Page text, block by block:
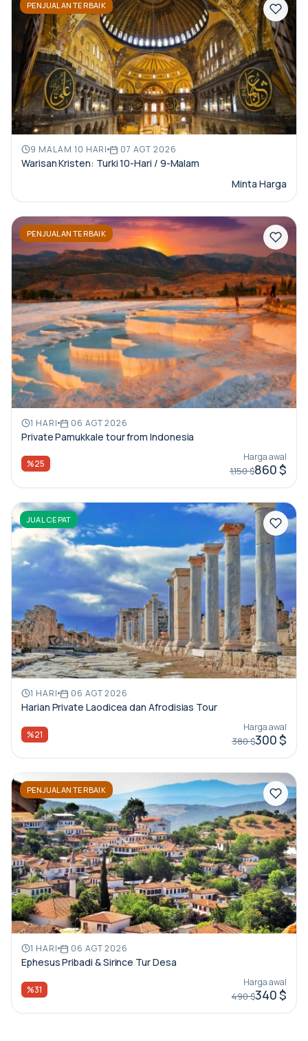
PENJUALAN TERBAIK
9 MALAM 10 HARI 07 AGT 2026
Warisan Kristen: Turki 10-Hari / 9-Malam
Minta Harga
PENJUALAN TERBAIK
1 HARI 06 AGT 2026
Private Pamukkale tour from Indonesia
%25
Harga awal
1,150 $860 $
JUAL CEPAT
1 HARI 06 AGT 2026
Harian Private Laodicea dan Afrodisias Tour
%21
Harga awal
380 $300 $
PENJUALAN TERBAIK
1 HARI 06 AGT 2026
Ephesus Pribadi & Sirince Tur Desa
%31
Harga awal
490 $340 $